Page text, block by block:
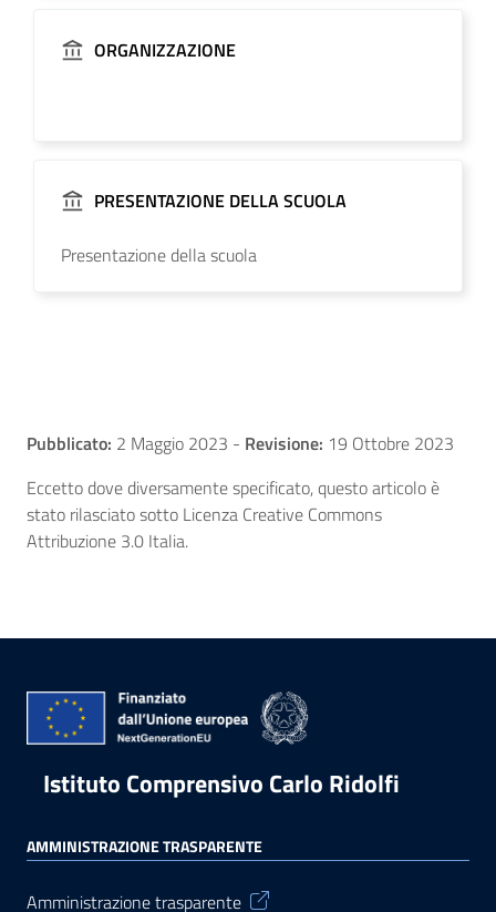
ORGANIZZAZIONE
PRESENTAZIONE DELLA SCUOLA
Presentazione della scuola
Pubblicato: 2 Maggio 2023 - Revisione: 19 Ottobre 2023
Eccetto dove diversamente specificato, questo articolo è
stato rilasciato sotto Licenza Creative Commons
Attribuzione 3.0 Italia.
Istituto Comprensivo Carlo Ridolfi
AMMINISTRAZIONE TRASPARENTE
Amministrazione trasparente